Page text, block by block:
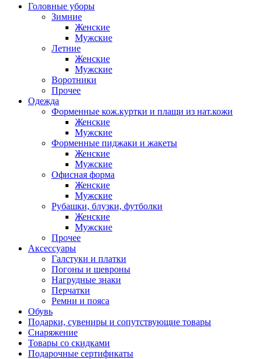
Головные уборы
Зимние
Женские
Мужские
Летние
Женские
Мужские
Воротники
Прочее
Одежда
Форменные кож.куртки и плащи из нат.кожи
Женские
Мужские
Форменные пиджаки и жакеты
Женские
Мужские
Офисная форма
Женские
Мужские
Рубашки, блузки, футболки
Женские
Мужские
Прочее
Аксессуары
Галстуки и платки
Погоны и шевроны
Нагрудные знаки
Перчатки
Ремни и пояса
Обувь
Подарки, сувениры и сопутствующие товары
Снаряжение
Товары со скидками
Подарочные сертификаты